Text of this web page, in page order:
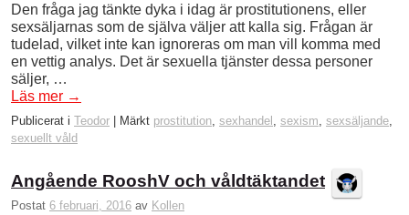
Den fråga jag tänkte dyka i idag är prostitutionens, eller
sexsäljarnas som de själva väljer att kalla sig. Frågan är
tudelad, vilket inte kan ignoreras om man vill komma med
en vettig analys. Det är sexuella tjänster dessa personer
säljer, …
Läs mer →
Publicerat i Teodor | Märkt prostitution sexhandel sexism sexsäljande
sexuellt våld
Angående RooshV och våldtäktandet
Postat 6 februari, 2016 av Kollen